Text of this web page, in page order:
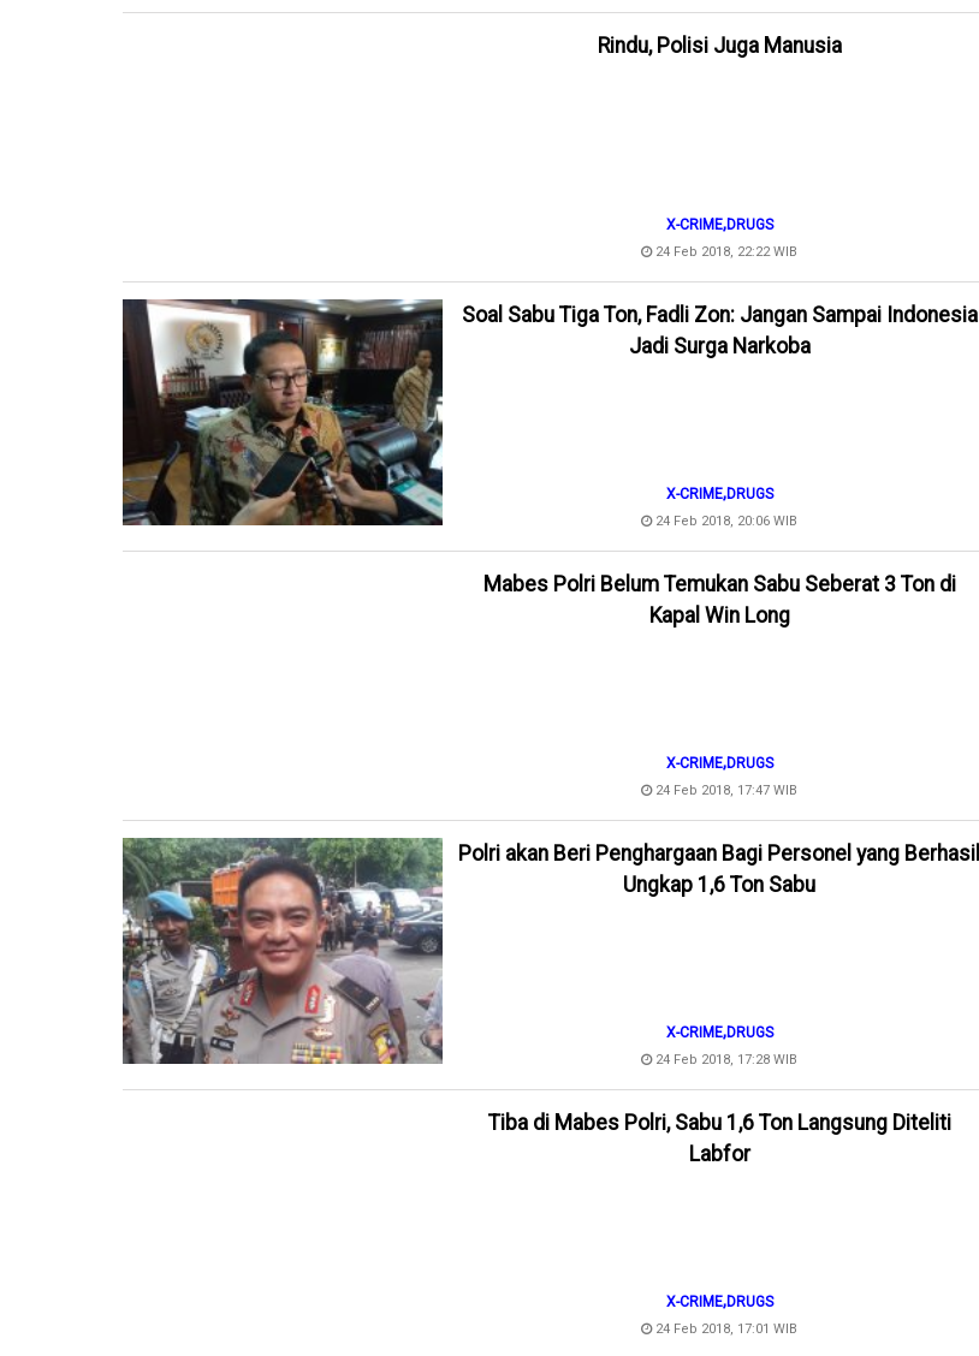
Rindu, Polisi Juga Manusia
X-CRIME,DRUGS
24 Feb 2018, 22:22 WIB
Soal Sabu Tiga Ton, Fadli Zon: Jangan Sampai Indonesia
Jadi Surga Narkoba
X-CRIME,DRUGS
24 Feb 2018, 20:06 WIB
Mabes Polri Belum Temukan Sabu Seberat 3 Ton di
Kapal Win Long
X-CRIME,DRUGS
24 Feb 2018, 17:47 WIB
Polri akan Beri Penghargaan Bagi Personel yang Berhasil
Ungkap 1,6 Ton Sabu
X-CRIME,DRUGS
24 Feb 2018, 17:28 WIB
Tiba di Mabes Polri, Sabu 1,6 Ton Langsung Diteliti
Labfor
X-CRIME,DRUGS
24 Feb 2018, 17:01 WIB